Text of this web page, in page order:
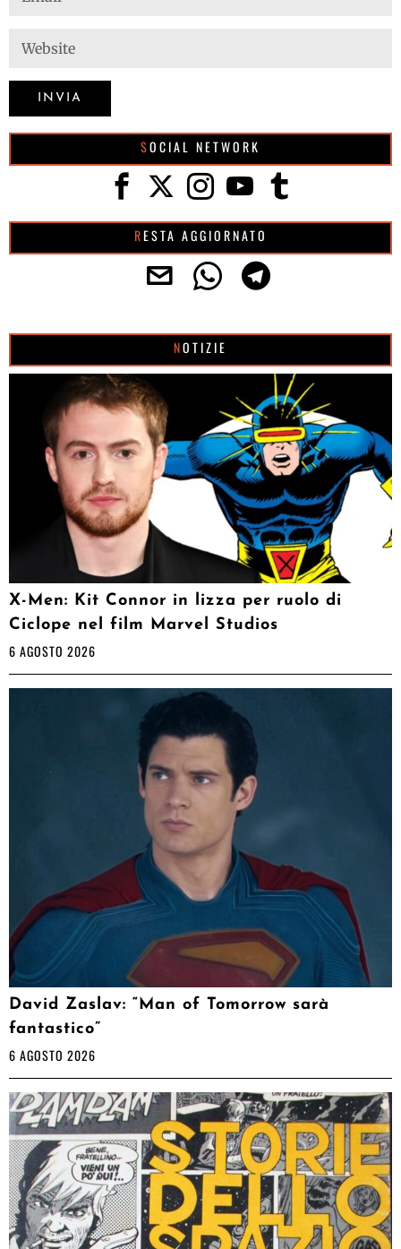
SOCIAL NETWORK
RESTA AGGIORNATO
NOTIZIE
X-Men: Kit Connor in lizza per ruolo di
Ciclope nel film Marvel Studios
6 AGOSTO 2026
David Zaslav: “Man of Tomorrow sarà
fantastico”
6 AGOSTO 2026